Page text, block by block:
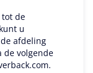
tot de
u
afdeling
de volgende
.